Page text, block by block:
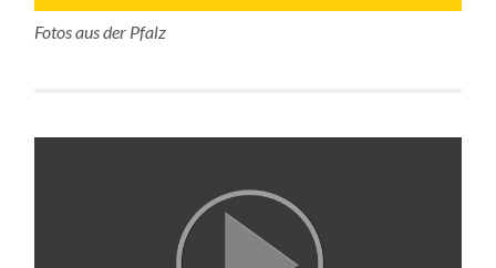
Fotos aus der Pfalz